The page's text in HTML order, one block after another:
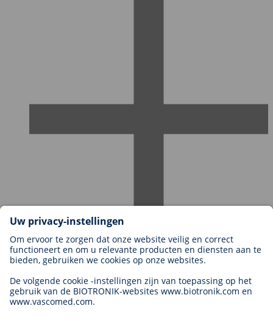
Carrières bij BIOTRONIK
Carrièreniveaus
Waarom met ons werken?
Sollicitatie
Carrièremogelijkheden